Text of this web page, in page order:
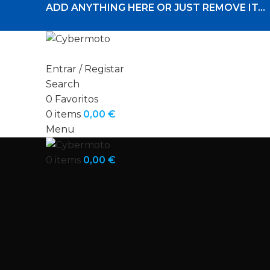
ADD ANYTHING HERE OR JUST REMOVE IT…
Entrar / Registar
Search
0 Favoritos
0 items 0,00 €
Menu
0 items 0,00 €